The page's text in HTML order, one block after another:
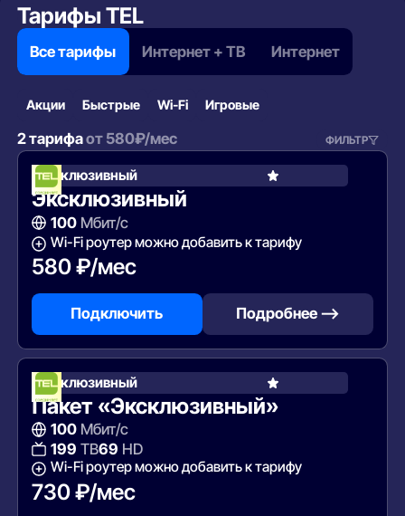
Тарифы TEL
Все тарифы Интернет + ТВ Интернет
Акции Быстрые Wi‑Fi Игровые
2 тарифаот 580₽/мес ФИЛЬТР
Эксклюзивный
Эксклюзивный
100Мбит/с
Wi-Fi роутер можно добавить к тарифу
580 ₽/мес
Подключить Подробнее —>
Эксклюзивный
Пакет «Эксклюзивный»
100Мбит/с
199 ТВ69 HD
Wi-Fi роутер можно добавить к тарифу
730 ₽/мес